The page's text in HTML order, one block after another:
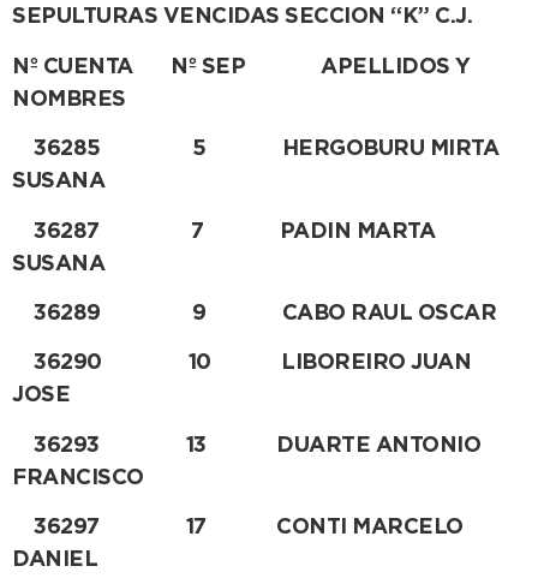
SEPULTURAS VENCIDAS SECCION “K” C.J.
Nº CUENTA Nº SEP APELLIDOS Y
NOMBRES
36285 5 HERGOBURU MIRTA
SUSANA
36287 7 PADIN MARTA
SUSANA
36289 9 CABO RAUL OSCAR
36290 10 LIBOREIRO JUAN
JOSE
36293 13 DUARTE ANTONIO
FRANCISCO
36297 17 CONTI MARCELO
DANIEL